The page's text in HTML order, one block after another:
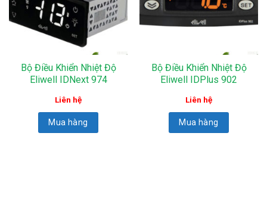
Bộ Điều Khiển Nhiệt Độ
Eliwell IDNext 974
Liên hệ
Mua hàng
Bộ Điều Khiển Nhiệt Độ
Eliwell IDPlus 902
Liên hệ
Mua hàng